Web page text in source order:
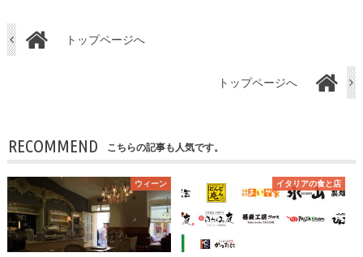
トップページへ
トップページへ
RECOMMEND こちらの記事も人気です。
ウィーン イタリアの食と店